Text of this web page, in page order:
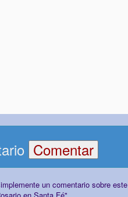
un comentario sobre este
en Santa Fé"